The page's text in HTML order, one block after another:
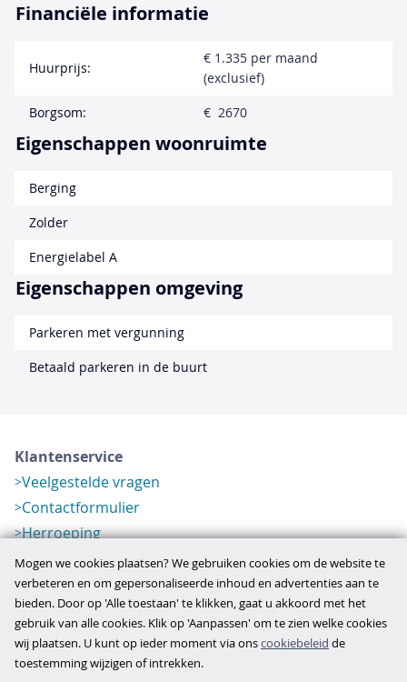
Financiële informatie
Huurprijs:
€ 1.335 per maand
(exclusief)
Borgsom:
€ 2670
Eigenschappen woonruimte
Berging
Zolder
Energielabel A
Eigenschappen omgeving
Parkeren met vergunning
Betaald parkeren in de buurt
Klantenservice
Veelgestelde vragen
Contactformulier
Herroeping
Over ons
Bedrijfsgegevens
Werkwijze
Overzichten
Verlopen aanbod
Mogen we cookies plaatsen? We gebruiken cookies om de website te
verbeteren en om gepersonaliseerde inhoud en advertenties aan te
bieden. Door op 'Alle toestaan' te klikken, gaat u akkoord met het
gebruik van alle cookies. Klik op 'Aanpassen' om te zien welke cookies
wij plaatsen. U kunt op ieder moment via onscookiebeleid de
toestemming wijzigen of intrekken.